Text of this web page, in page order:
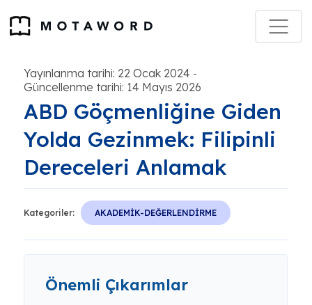
Yayınlanma tarihi: 22 Ocak 2024 -
Güncellenme tarihi: 14 Mayıs 2026
ABD Göçmenliğine Giden
Yolda Gezinmek: Filipinli
Dereceleri Anlamak
Kategoriler: AKADEMİK-DEĞERLENDİRME
Önemli Çıkarımlar